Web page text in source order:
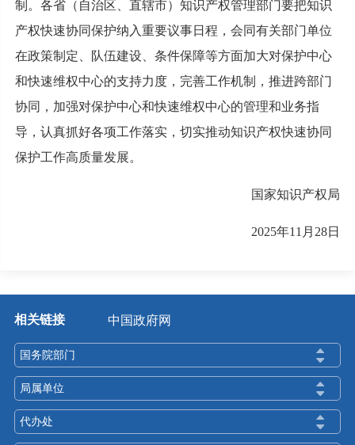
制。各省（自治区、直辖市）知识产权管理部门要把知识
产权快速协同保护纳入重要议事日程，会同有关部门单位
在政策制定、队伍建设、条件保障等方面加大对保护中心
和快速维权中心的支持力度，完善工作机制，推进跨部门
协同，加强对保护中心和快速维权中心的管理和业务指
导，认真抓好各项工作落实，切实推动知识产权快速协同
保护工作高质量发展。
国家知识产权局
2025年11月28日
相关链接 中国政府网
国务院部门
局属单位
代办处